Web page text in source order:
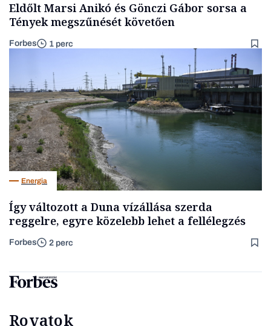
Eldőlt Marsi Anikó és Gönczi Gábor sorsa a
Tények megszűnését követően
Forbes 1 perc
Energia
Így változott a Duna vízállása szerda
reggelre, egyre közelebb lehet a fellélegzés
Forbes 2 perc
Rovatok